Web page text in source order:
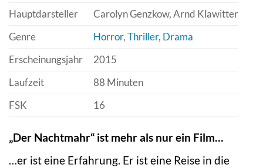
Hauptdarsteller
Carolyn Genzkow, Arnd Klawitter
Genre
Horror,Thriller, Drama
Erscheinungsjahr
2015
Laufzeit
88 Minuten
FSK
16
„Der Nachtmahr“ ist mehr als nur ein Film…
…er ist eine Erfahrung. Er ist eine Reise in die